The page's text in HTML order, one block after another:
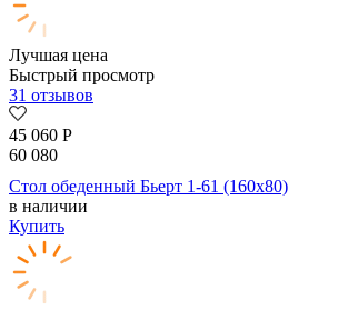
Лучшая цена
Быстрый просмотр
31 отзывов
45 060 Р
60 080
Стол обеденный Бьерт 1-61 (160х80)
в наличии
Купить